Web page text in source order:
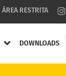
ÁREA RESTRITA
DOWNLOADS